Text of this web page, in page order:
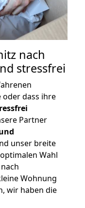
nach
stressfrei
dass ihre
Partner
unser breite
Wahl
Wohnung
wir haben die